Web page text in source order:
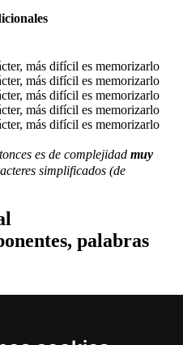
es de complejidad muy
simplificados (de
palabras